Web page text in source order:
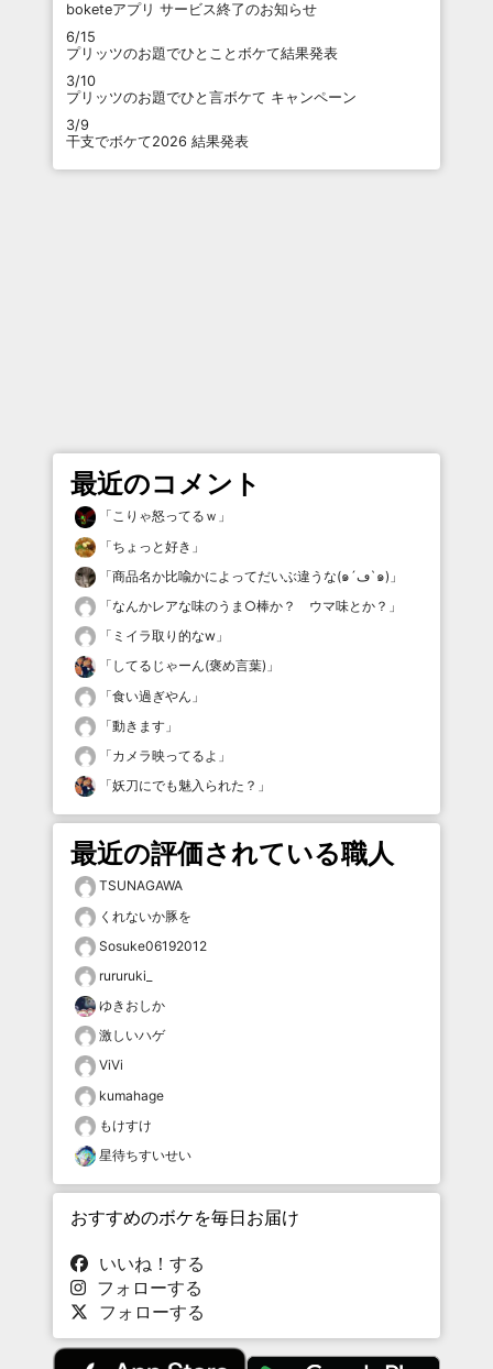
boketeアプリ サービス終了のお知らせ
6/15
プリッツのお題でひとことボケて結果発表
3/10
プリッツのお題でひと言ボケて キャンペーン
3/9
干支でボケて2026 結果発表
最近のコメント
「こりゃ怒ってるｗ 」
「ちょっと好き 」
「
商品名か比喩かによってだいぶ違うな(๑´ڡ`๑) 」
「なんかレアな味のうま○棒か？ ウマ味とか？ 」
「 ミイラ取り的なw 」
「 してるじゃーん(褒め言葉) 」
「食い過ぎやん 」
「動きます 」
「カメラ映ってるよ 」
「妖刀にでも魅入られた？ 」
最近の評価されている職人
TSUNAGAWA
くれないか豚を
Sosuke06192012
rururuki_
ゆきおしか
激しいハゲ
ViVi
kumahage
もけすけ
星待ちすいせい
おすすめのボケを毎日お届け
いいね！する
フォローする
フォローする